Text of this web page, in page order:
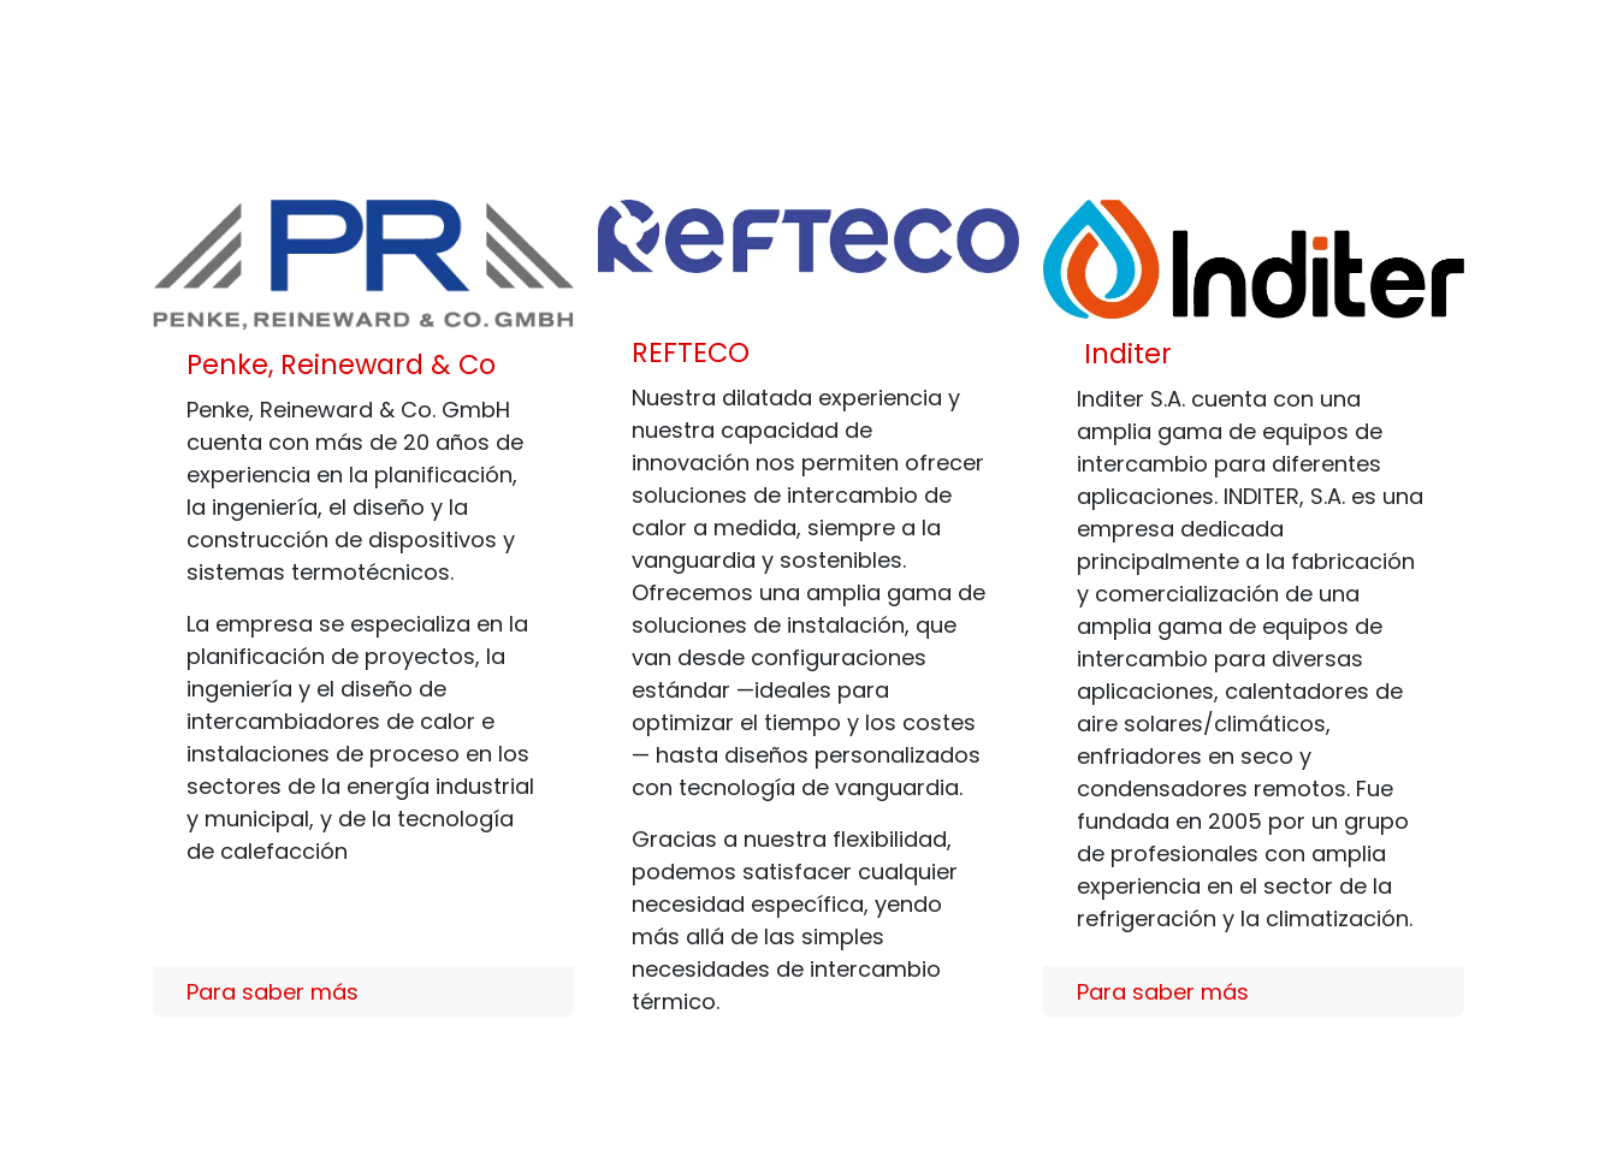
Penke, Reineward & Co
Penke, Reineward & Co. GmbH
cuenta con más de 20 años de
experiencia en la planificación,
la ingeniería, el diseño y la
construcción de dispositivos y
sistemas termotécnicos.
La empresa se especializa en la
planificación de proyectos, la
ingeniería y el diseño de
intercambiadores de calor e
instalaciones de proceso en los
sectores de la energía industrial
y municipal, y de la tecnología
de calefacción
Para saber más
REFTECO
Nuestra dilatada experiencia y
nuestra capacidad de
innovación nos permiten ofrecer
soluciones de intercambio de
calor a medida, siempre a la
vanguardia y sostenibles.
Ofrecemos una amplia gama de
soluciones de instalación, que
van desde configuraciones
estándar —ideales para
optimizar el tiempo y los costes
— hasta diseños personalizados
con tecnología de vanguardia.
Gracias a nuestra flexibilidad,
podemos satisfacer cualquier
necesidad específica, yendo
más allá de las simples
necesidades de intercambio
térmico.
Inditer
Inditer S.A. cuenta con una
amplia gama de equipos de
intercambio para diferentes
aplicaciones. INDITER, S.A. es una
empresa dedicada
principalmente a la fabricación
y comercialización de una
amplia gama de equipos de
intercambio para diversas
aplicaciones, calentadores de
aire solares/climáticos,
enfriadores en seco y
condensadores remotos. Fue
fundada en 2005 por un grupo
de profesionales con amplia
experiencia en el sector de la
refrigeración y la climatización.​
Para saber más